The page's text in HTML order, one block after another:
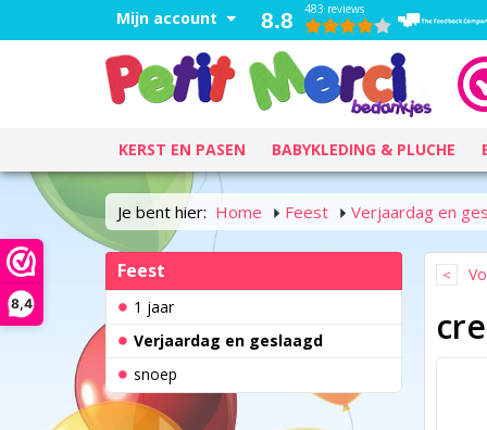
8,4
Mijn account 8.8 483 reviews
KERST EN PASEN BABYKLEDING & PLUCHE
Je bent hier: Home Feest Verjaardag en
Feest
1 jaar
Verjaardag en geslaagd
snoep